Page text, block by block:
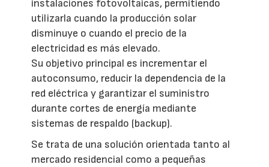
instalaciones fotovoltaicas, permitiendo
utilizarla cuando la producción solar
disminuye o cuando el precio de la
electricidad es más elevado.
Su objetivo principal es incrementar el
autoconsumo, reducir la dependencia de la
red eléctrica y garantizar el suministro
durante cortes de energía mediante
sistemas de respaldo (backup).
Se trata de una solución orientada tanto al
mercado residencial como a pequeñas